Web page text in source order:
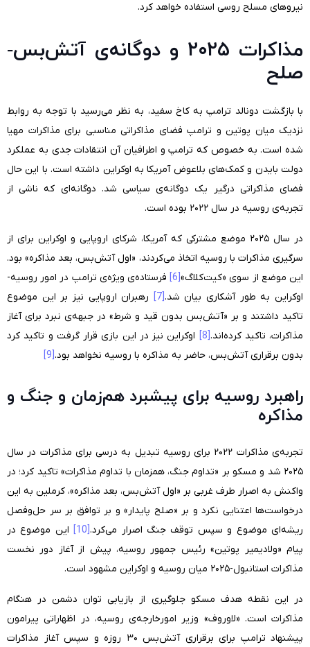
نیروهای مسلح روسی استفاده خواهد کرد.
مذاکرات ۲۰۲۵ و دوگانه‌ی آتش‌بس-
صلح
با بازگشت دونالد ترامپ به کاخ سفید، به نظر می‌رسید با توجه به روابط
نزدیک میان پوتین و ترامپ فضای مذاکراتی مناسبی برای مذاکرات مهیا
شده است. به خصوص که ترامپ و اطرافیان آن انتقادات جدی به عملکرد
دولت بایدن و کمک‌های بلاعوض آمریکا به اوکراین داشته است. با این حال
فضای مذاکراتی درگیر یک دوگانه‌ی سیاسی شد. دوگانه‌ای که ناشی از
تجربه‌ی روسیه در سال ۲۰۲۲ بوده است.
در سال ۲۰۲۵ موضع مشترکی که آمریکا، شرکای اروپایی و اوکراین برای از
سرگیری مذاکرات با روسیه اتخاذ می‌کردند، «اول آتش‌بس‌، بعد مذاکره» بود.
این موضع از سوی «کیت‌کلاگ»[6]
فرستاده‌ی ویژه‌ی ترامپ در امور روسیه-
اوکراین به طور آشکاری بیان شد.[7]
رهبران اروپایی نیز بر این موضوع
تاکید داشتند و بر «آتش‌بس بدون قید و شرط» در جبهه‌ی نبرد برای آغاز
مذاکرات، تاکید کرده‌اند.[8]
اوکراین نیز در این بازی قرار گرفت و تاکید کرد
بدون برقراری آتش‌بس، حاضر به مذاکره با روسیه نخواهد بود.[9]
راهبرد روسیه برای پیشبرد هم‌زمان و جنگ و
مذاکره
تجربه‌ی مذاکرات ۲۰۲۲ برای روسیه تبدیل به درسی برای مذاکرات در سال
۲۰۲۵ شد و مسکو بر «تداوم جنگ، همزمان با تداوم مذاکرات» تاکید کرد؛ در
واکنش به اصرار طرف غربی بر «اول آتش‌بس، بعد مذاکره»، کرملین به این
درخواست‌ها اعتنایی نکرد و بر «صلح پایدار» و بر توافق بر سر حل‌وفصل
ریشه‌ای موضوع و سپس توقف جنگ اصرار می‌کرد.[10]
این موضوع در
پیام «ولادیمیر پوتین» رئیس جمهور روسیه، پیش از آغاز دور نخست
مذاکرات استانبول-۲۰۲۵ میان روسیه و اوکراین مشهود است.
در این نقطه هدف مسکو جلوگیری از بازیابی توان دشمن در هنگام
مذاکرات است. «لاوروف» وزیر امورخارجه‌ی روسیه، در اظهاراتی پیرامون
پیشنهاد ترامپ برای برقراری آتش‌بس ۳۰ روزه و سپس آغاز مذاکرات